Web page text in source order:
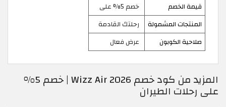
قيمة الخصم
خصم 5% على
المنتجات المشمولة
رحلتك القادمة
صلاحية الكوبون
عرض فعال
المزيد من كود خصم Wizz Air 2026 | خصم 5%
على رحلات الطيران